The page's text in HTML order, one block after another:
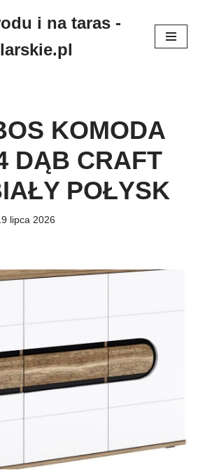
i na taras -
KOMODA
DĄB CRAFT
POŁYSK
lipca 2026